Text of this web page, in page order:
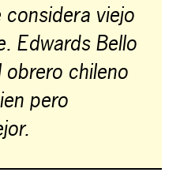
viejo
Edwards Bello
obrero chileno
pero